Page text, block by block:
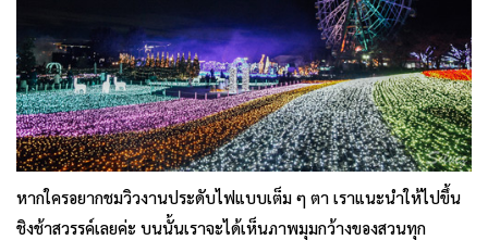
หากใครอยากชมวิวงานประดับไฟแบบเต็ม ๆ ตา เราแนะนำให้ไปขึ้น
ชิงช้าสวรรค์เลยค่ะ บนนั้นเราจะได้เห็นภาพมุมกว้างของสวนทุก